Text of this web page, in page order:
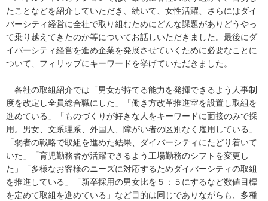
たことなどを紹介していただき、続いて、女性活躍、さらにはダイ
バーシティ経営に全社で取り組むためにどんな課題がありどうやっ
て乗り越えてきたのか等についてお話しいただきました。最後にダ
イバーシティ経営を進め企業を発展させていくために必要なことに
ついて、フィリップにキーワードを挙げていただきました。
各社の取組紹介では「男女が持てる能力を発揮できるよう人事制
度を改定し全員総合職にした」「働き方改革推進室を設置し取組を
進めている」「ものづくりが好きな人をキーワードに面接のみで採
用。男女、文系理系、外国人、障がい者の区別なく雇用している」
「弱者の戦略で取組を進めた結果、ダイバーシティにたどり着いて
いた」「育児勤務者が活躍できるよう工場勤務のシフトを変更し
た」「多様なお客様のニーズに対応するためダイバーシティの取組
を推進している」「新卒採用の男女比を５：５にするなど数値目標
を定めて取組を進めている」など目的は同じでありながらも、多種